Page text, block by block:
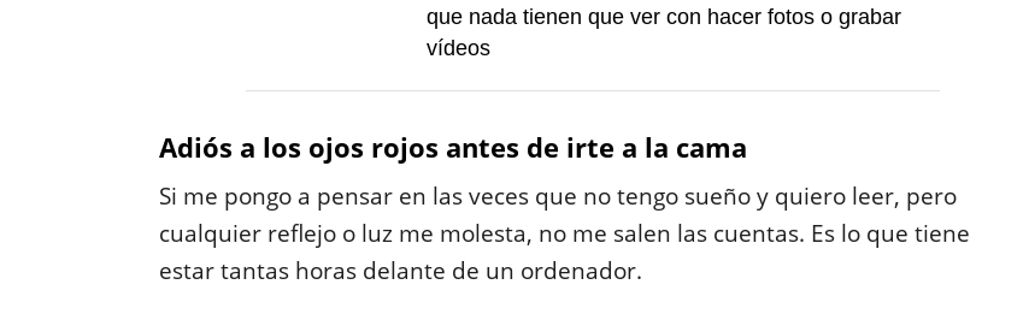
que nada tienen que ver con hacer fotos o grabar
vídeos
Adiós a los ojos rojos antes de irte a la cama
Si me pongo a pensar en las veces que no tengo sueño y quiero leer, pero
cualquier reflejo o luz me molesta, no me salen las cuentas. Es lo que tiene
estar tantas horas delante de un ordenador.